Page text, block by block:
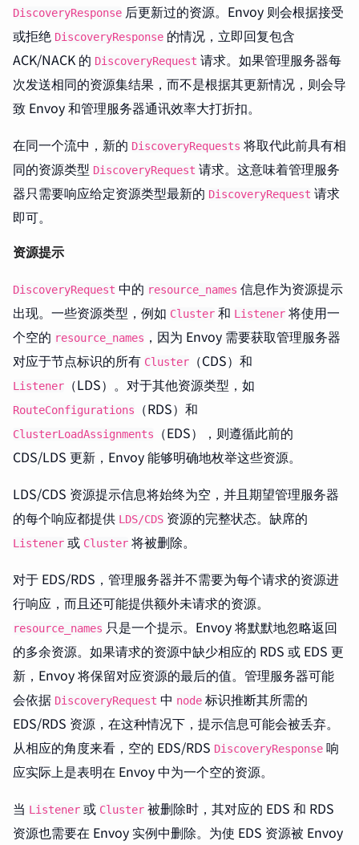
DiscoveryResponse 后更新过的资源。Envoy 则会根据接受
或拒绝 DiscoveryResponse 的情况，立即回复包含
ACK/NACK 的 DiscoveryRequest 请求。如果管理服务器每
次发送相同的资源集结果，而不是根据其更新情况，则会导
致 Envoy 和管理服务器通讯效率大打折扣。
在同一个流中，新的 DiscoveryRequests 将取代此前具有相
同的资源类型 DiscoveryRequest 请求。这意味着管理服务
器只需要响应给定资源类型最新的 DiscoveryRequest 请求
即可。
资源提示
DiscoveryRequest 中的 resource_names 信息作为资源提示
出现。一些资源类型，例如 Cluster 和 Listener 将使用一
个空的 resource_names ，因为 Envoy 需要获取管理服务器
对应于节点标识的所有 Cluster （CDS）和
Listener （LDS）。对于其他资源类型，如
RouteConfigurations （RDS）和
ClusterLoadAssignments
（EDS），则遵循此前的
CDS/LDS 更新，Envoy 能够明确地枚举这些资源。
LDS/CDS 资源提示信息将始终为空，并且期望管理服务器
的每个响应都提供 LDS/CDS 资源的完整状态。缺席的
Listener 或 Cluster 将被删除。
对于 EDS/RDS，管理服务器并不需要为每个请求的资源进
行响应，而且还可能提供额外未请求的资源。
resource_names 只是一个提示。Envoy 将默默地忽略返回
的多余资源。如果请求的资源中缺少相应的 RDS 或 EDS 更
新，Envoy 将保留对应资源的最后的值。管理服务器可能
会依据 DiscoveryRequest 中 node 标识推断其所需的
EDS/RDS 资源，在这种情况下，提示信息可能会被丢弃。
从相应的角度来看，空的 EDS/RDS DiscoveryResponse 响
应实际上是表明在 Envoy 中为一个空的资源。
当 Listener 或 Cluster 被删除时，其对应的 EDS 和 RDS
资源也需要在 Envoy 实例中删除。为使 EDS 资源被 Envoy